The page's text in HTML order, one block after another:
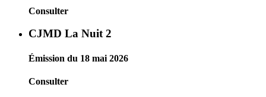
Consulter
CJMD La Nuit 2
Émission du 18 mai 2026
Consulter